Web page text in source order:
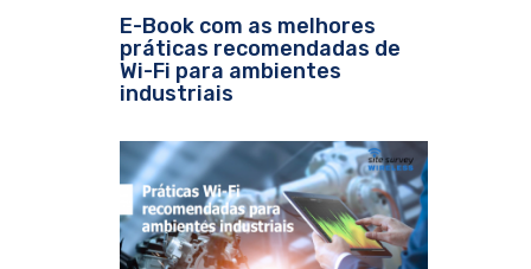
E-Book com as melhores
práticas recomendadas de
Wi-Fi para ambientes
industriais